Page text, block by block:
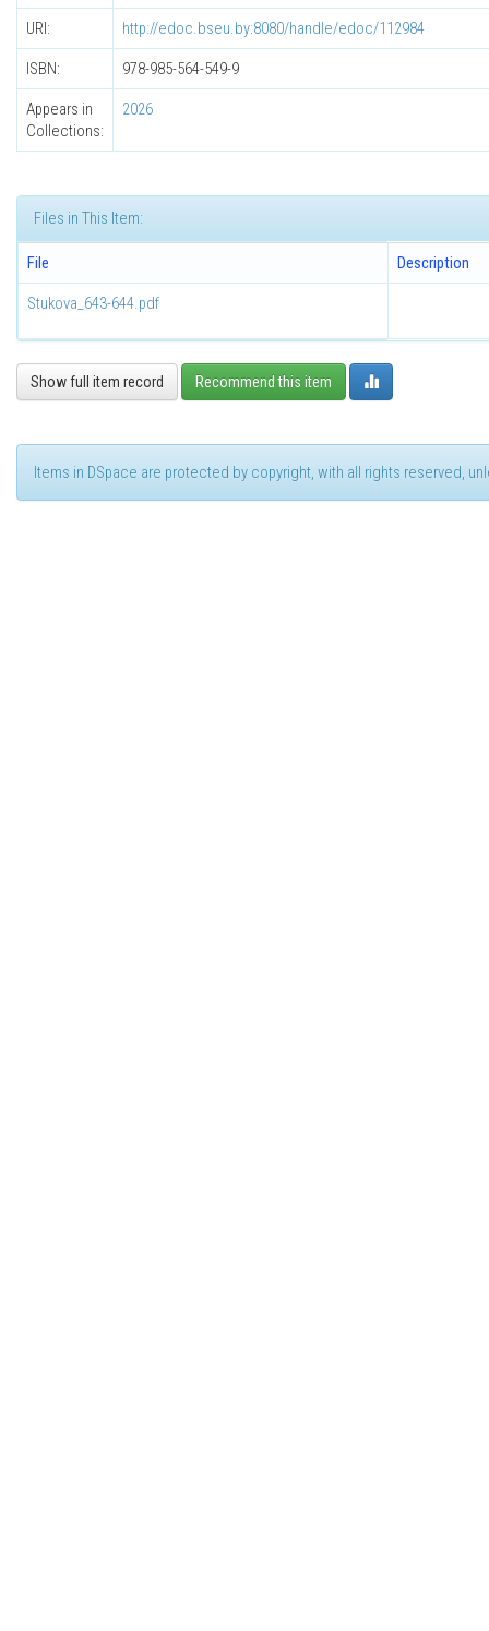
URI: http://edoc.bseu.by:8080/handle/edoc/112984
ISBN: 978-985-564-549-9
Appears in
Collections:
2026
Files in This Item:
File Description
Stukova_643-644.pdf
Show full item record Recommend this item
Items in DSpace are protected by copyright, with all rights reserved,